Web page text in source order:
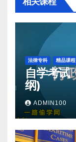
法律专科 精品课程
自学考试
纲)
ADMIN100